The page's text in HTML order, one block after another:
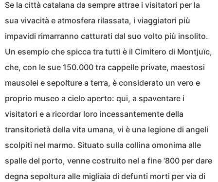
Se la città catalana da sempre attrae i visitatori per la
sua vivacità e atmosfera rilassata, i viaggiatori più
impavidi rimarranno catturati dal suo volto più insolito.
Un esempio che spicca tra tutti è il Cimitero di Montjuïc,
che, con le sue 150.000 tra cappelle private, maestosi
mausolei e sepolture a terra, è considerato un vero e
proprio museo a cielo aperto: qui, a spaventare i
visitatori e a ricordar loro incessantemente della
transitorietà della vita umana, vi è una legione di angeli
scolpiti nel marmo. Situato sulla collina omonima alle
spalle del porto, venne costruito nel a fine ‘800 per dare
degna sepoltura alle migliaia di defunti morti per via di